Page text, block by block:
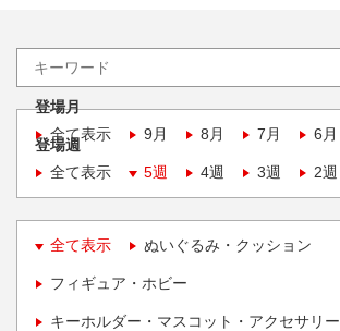
登場月
全て表示
9月 8月 7月 6月
登場週
全て表示
5週 4週 3週 2週
全て表示 ぬいぐるみ・クッション
フィギュア・ホビー
キーホルダー・マスコット・アクセサリー